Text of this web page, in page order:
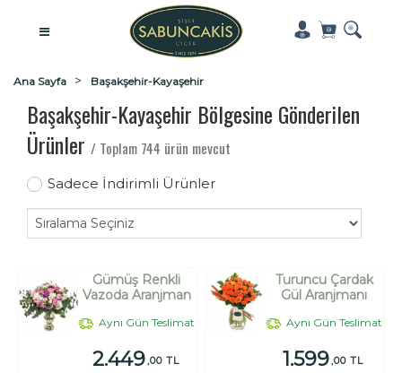
Ana Sayfa Başakşehir-Kayaşehir
Başakşehir-Kayaşehir Bölgesine Gönderilen
Ürünler / Toplam 744 ürün mevcut
Sadece İndirimli Ürünler
Gümüş Renkli
Vazoda Aranjman
Aynı Gün Teslimat
2.449,00 TL
Turuncu Çardak
Gül Aranjmanı
Aynı Gün Teslimat
1.599,00 TL